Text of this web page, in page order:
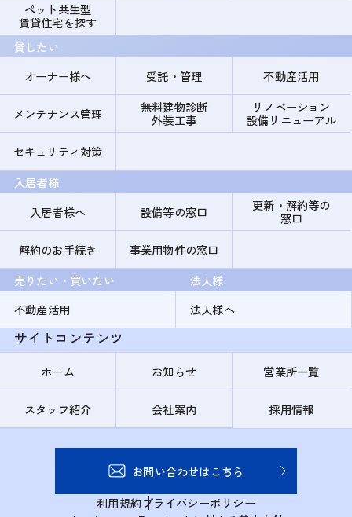
ペット共生型
賃貸住宅を探す
貸したい
オーナー様へ
受託・管理 不動産活用
メンテナンス管理
無料建物診断
外装工事
リノベーション
設備リニューアル
セキュリティ対策
入居者様
入居者様へ
設備等の窓口
更新・解約等の
窓口
解約のお手続き
事業用物件の窓口
売りたい・買いたい
不動産活用
法人様
法人様へ
サイトコンテンツ
ホーム お知らせ 営業所一覧
スタッフ紹介 会社案内 採用情報
お問い合わせはこちら
利用規約プライバシーポリシー